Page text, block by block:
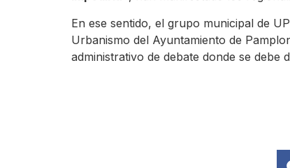
En ese sentido, el grupo municipal de
Urbanismo del Ayuntamiento de
administrativo de debate donde se debe